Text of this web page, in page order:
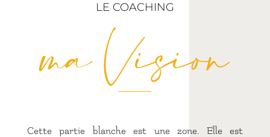
LE COACHING
ma Vision
Cette partie blanche est une zone. Elle est